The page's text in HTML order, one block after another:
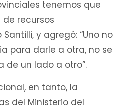
tenemos que
recursos
y agregó: “Uno no
para darle a otra, no se
de un lado a otro”.
en tanto, la
del Ministerio del